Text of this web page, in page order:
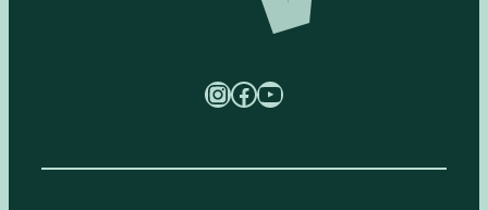
InstagramFacebook YouTube